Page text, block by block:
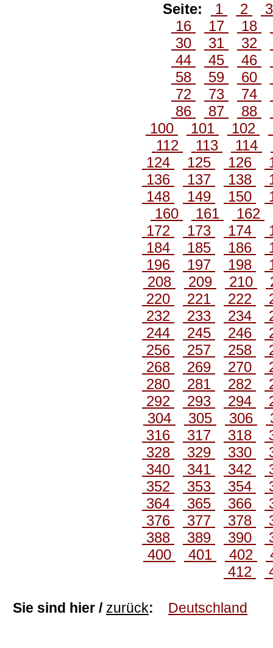
Seite: 1 2
16
17 18
30
31 32
44
45 46
58
59 60
72
73 74
86
87 88
100
101 102
112
113 114
124
125 126
136
137 138
148
149 150
160
161
162
172
173 174
184
185 186
196
197 198
208
209 210
220
221 222
232
233 234
244
245 246
256
257 258
268
269 270
280
281 282
292
293 294
304
305 306
316
317 318
328
329 330
340
341 342
352
353 354
364
365 366
376
377 378
388
389 390
400
401 402
412
Sie sind hier / zurück: Deutschland